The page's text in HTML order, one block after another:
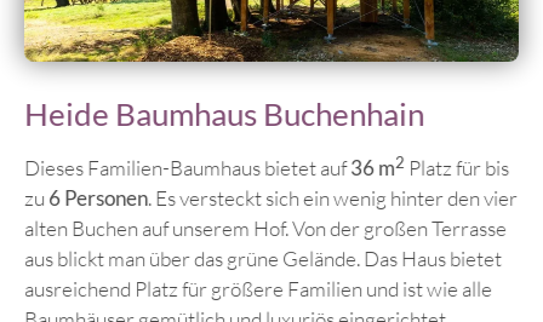
Heide Baumhaus Buchenhain
Dieses Familien-Baumhaus bietet auf36 m2 Platz für bis
zu 6 Personen. Es versteckt sich ein wenig hinter den vier
alten Buchen auf unserem Hof. Von der großen Terrasse
aus blickt man über das grüne Gelände. Das Haus bietet
ausreichend Platz für größere Familien und ist wie alle